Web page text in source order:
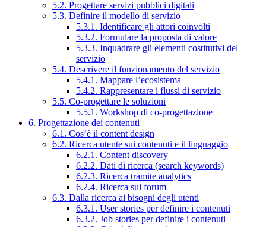
5.2. Progettare servizi pubblici digitali
5.3. Definire il modello di servizio
5.3.1. Identificare gli attori coinvolti
5.3.2. Formulare la proposta di valore
5.3.3. Inquadrare gli elementi costitutivi del
servizio
5.4. Descrivere il funzionamento del servizio
5.4.1. Mappare l’ecosistema
5.4.2. Rappresentare i flussi di servizio
5.5. Co-progettare le soluzioni
5.5.1. Workshop di co-progettazione
6. Progettazione dei contenuti
6.1. Cos’è il content design
6.2. Ricerca utente sui contenuti e il linguaggio
6.2.1. Content discovery
6.2.2. Dati di ricerca (search keywords)
6.2.3. Ricerca tramite analytics
6.2.4. Ricerca sui forum
6.3. Dalla ricerca ai bisogni degli utenti
6.3.1. User stories per definire i contenuti
6.3.2. Job stories per definire i contenuti